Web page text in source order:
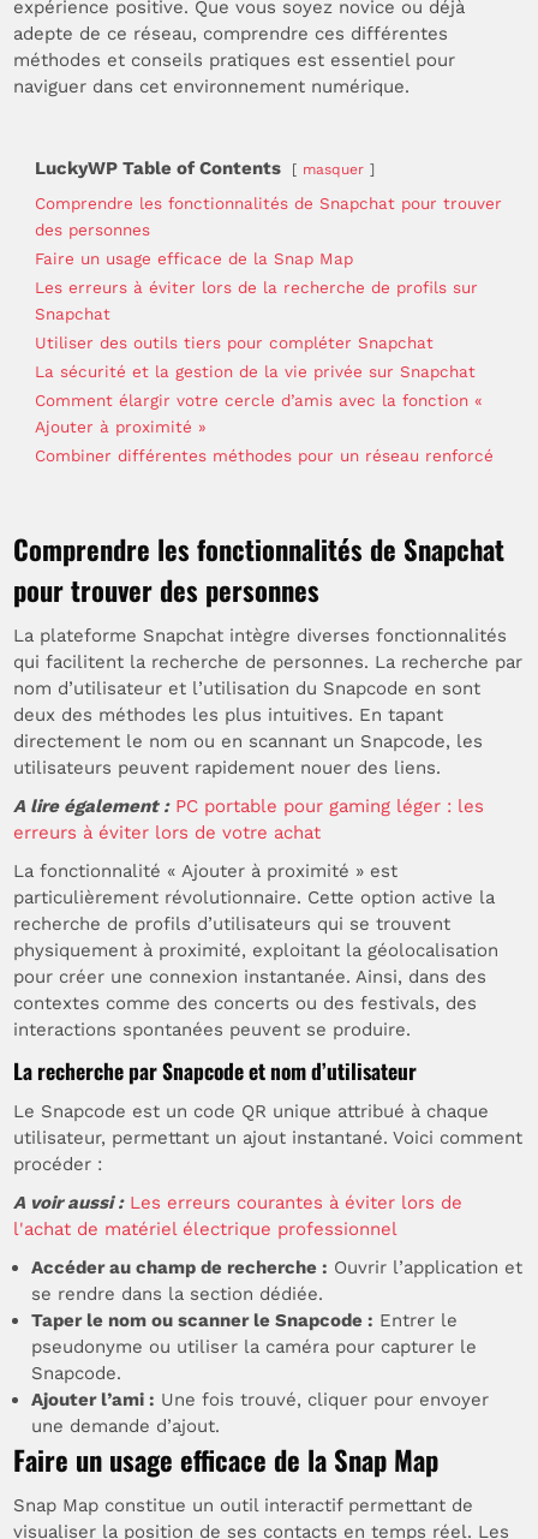
expérience positive. Que vous soyez novice ou déjà
adepte de ce réseau, comprendre ces différentes
méthodes et conseils pratiques est essentiel pour
naviguer dans cet environnement numérique.
LuckyWP Table of Contents masquer
Comprendre les fonctionnalités de Snapchat pour trouver
des personnes
Faire un usage efficace de la Snap Map
Les erreurs à éviter lors de la recherche de profils sur
Snapchat
Utiliser des outils tiers pour compléter Snapchat
La sécurité et la gestion de la vie privée sur Snapchat
Comment élargir votre cercle d’amis avec la fonction «
Ajouter à proximité »
Combiner différentes méthodes pour un réseau renforcé
Comprendre les fonctionnalités de Snapchat
pour trouver des personnes
La plateforme Snapchat intègre diverses fonctionnalités
qui facilitent la recherche de personnes. La recherche par
nom d’utilisateur et l’utilisation du Snapcode en sont
deux des méthodes les plus intuitives. En tapant
directement le nom ou en scannant un Snapcode, les
utilisateurs peuvent rapidement nouer des liens.
A lire également : PC portable pour gaming léger : les
erreurs à éviter lors de votre achat
La fonctionnalité « Ajouter à proximité » est
particulièrement révolutionnaire. Cette option active la
recherche de profils d’utilisateurs qui se trouvent
physiquement à proximité, exploitant la géolocalisation
pour créer une connexion instantanée. Ainsi, dans des
contextes comme des concerts ou des festivals, des
interactions spontanées peuvent se produire.
La recherche par Snapcode et nom d’utilisateur
Le Snapcode est un code QR unique attribué à chaque
utilisateur, permettant un ajout instantané. Voici comment
procéder :
A voir aussi : Les erreurs courantes à éviter lors de
l'achat de matériel électrique professionnel
Accéder au champ de recherche : Ouvrir l’application et
se rendre dans la section dédiée.
Taper le nom ou scanner le Snapcode : Entrer le
pseudonyme ou utiliser la caméra pour capturer le
Snapcode.
Ajouter l’ami : Une fois trouvé, cliquer pour envoyer
une demande d’ajout.
Faire un usage efficace de la Snap Map
Snap Map constitue un outil interactif permettant de
visualiser la position de ses contacts en temps réel. Les